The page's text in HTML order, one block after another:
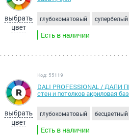
выбрать
цвет
глубокоматовый супербелый
Есть в наличии
выбрать
цвет
Код: 55119
DALI PROFESSIONAL /
стен и потолков акриловая
глубокоматовый бесцветный
Есть в наличии